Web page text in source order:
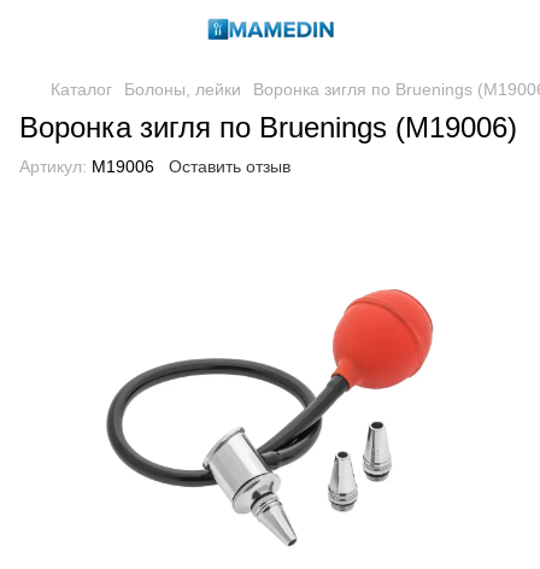
Каталог Болоны, лейки Воронка зигля по Bruenings
Воронка зигля по Bruenings (M19006)
Артикул: M19006 Оставить отзыв